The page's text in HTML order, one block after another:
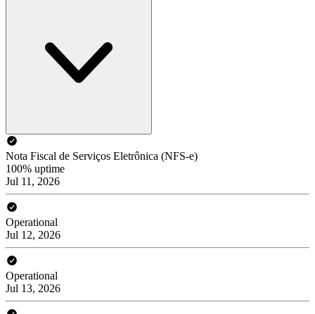
Nota Fiscal de Serviços Eletrônica (NFS-e)
100% uptime
Jul 11, 2026
Operational
Jul 12, 2026
Operational
Jul 13, 2026